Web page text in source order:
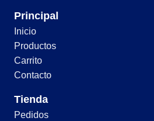
Principal
Inicio
Productos
Carrito
Contacto
Tienda
Pedidos